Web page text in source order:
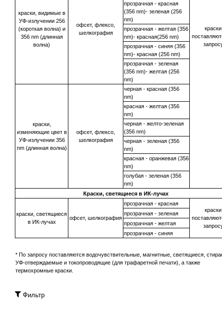
краски
краски, видимые в
УФ-излучении 256
(короткая волна) и
356 nm (длинная
волна)
офсет, флексо,
шелкография
прозрачная - красная
(356 nm)- зеленая (256
nm)
прозрачная - желтая (356
nm)- красная(256 nm)
прозрачная - синяя (356
nm)- красная (256 nm)
прозрачная - зеленая
(356 nm)- желтая (256
nm)
краски,
изменяющие цвет в
УФ-излучении 356
nm (длинная волна)
офсет, флексо,
шелкография
черная - красная (356
nm)
красная - желтая (356
nm)
черная - желто-зеленая
(356 nm)
черная - зеленая (356
nm)
красная - оранжевая (356
nm)
голубая - зеленая (356
nm)
Краски, светящиеся в ИК-лучах
краски, светящиеся
в ИК-лучах
офсет, шелкография
прозрачная - красная
краски
прозрачная - зеленая
прозрачная - желтая
прозрачная - синяя
* По запросу поставляются водочувствительные, магнитные, светящиеся,
УФ-отверждаемые и токопроводящие (для трафаретной печати), а также
термохромные краски.
Фильтр